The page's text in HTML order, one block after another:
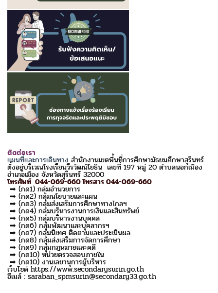
ติดต่อเรา
แผนที่และการเดินทาง สำนักงานเขตพื้นที่การศึกษามัธยมศึกษาสุรินทร์
ตั้งอยู่บริเวณโรงเรียนวีรวัฒน์โยธิน เลขที่ 197 หมู่ 20 ตำบลนอกเมือง
อำเภอเมือง จังหวัดสุรินทร์ 32000
โทรศัพท์ 044-069-660 โทรสาร 044-069-660
➡ (กด1) กลุ่มอำนวยการ
➡ (กด2) กลุ่มนโยบายและแผน
➡ (กด3) กลุ่มส่งเสริมการศึกษาทางไกลฯ
➡ (กด4) กลุ่มบริหารงานการเงินและสินทรัพย์
➡ (กด5) กลุ่มบริหารงานบุคคล
➡ (กด6) กลุ่มพัฒนาและบุคลากรฯ
➡ (กด7) กลุ่มนิเทศ ติดตามและประเมินผล
➡ (กด8) กลุ่มส่งเสริมการจัดการศึกษา
➡ (กด9) กลุ่มกฎหมายและคดี
➡ (กด10) หน่วยตรวจสอบภายใน
➡ (กด10) งานเลขานุการผู้บริหาร
เว็บไซด์ https://www.secondarysurin.go.th
อีเมล์ : saraban_spmsurin@secondary33.go.th